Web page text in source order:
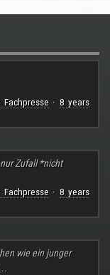
· 8 years
Zufall *nicht
· 8 years
wie ein junger